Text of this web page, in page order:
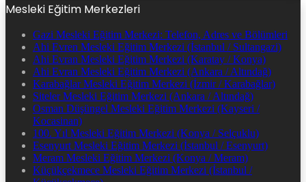
Mesleki Eğitim Merkezleri
Gazi Mesleki Eğitim Merkezi: Telefon, Adres ve Bölümleri
Ahi Evren Mesleki Eğitim Merkezi (İstanbul / Sultangazi)
Ahi Evran Mesleki Eğitim Merkezi (Karatay / Konya)
Ahi Evran Mesleki Eğitim Merkezi (Ankara / Altındağ)
Karabağlar Mesleki Eğitim Merkezi (İzmir / Karabağlar)
Siteler Mesleki Eğitim Merkezi (Ankara / Altındağ)
Osman Düşüngel Mesleki Eğitim Merkezi (Kayseri /
Kocasinan)
100. Yıl Mesleki Eğitim Merkezi (Konya / Selçuklu)
Esenyurt Mesleki Eğitim Merkezi (İstanbul / Esenyurt)
Meram Mesleki Eğitim Merkezi (Konya / Meram)
Küçükçekmece Mesleki Eğitim Merkezi (İstanbul /